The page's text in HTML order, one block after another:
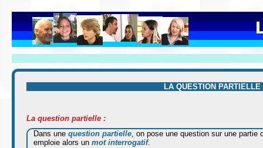
LA QUESTION PARTIELLE
La question partielle :
Dans une question partielle, on pose une question sur une partie
emploie alors un mot interrogatif.